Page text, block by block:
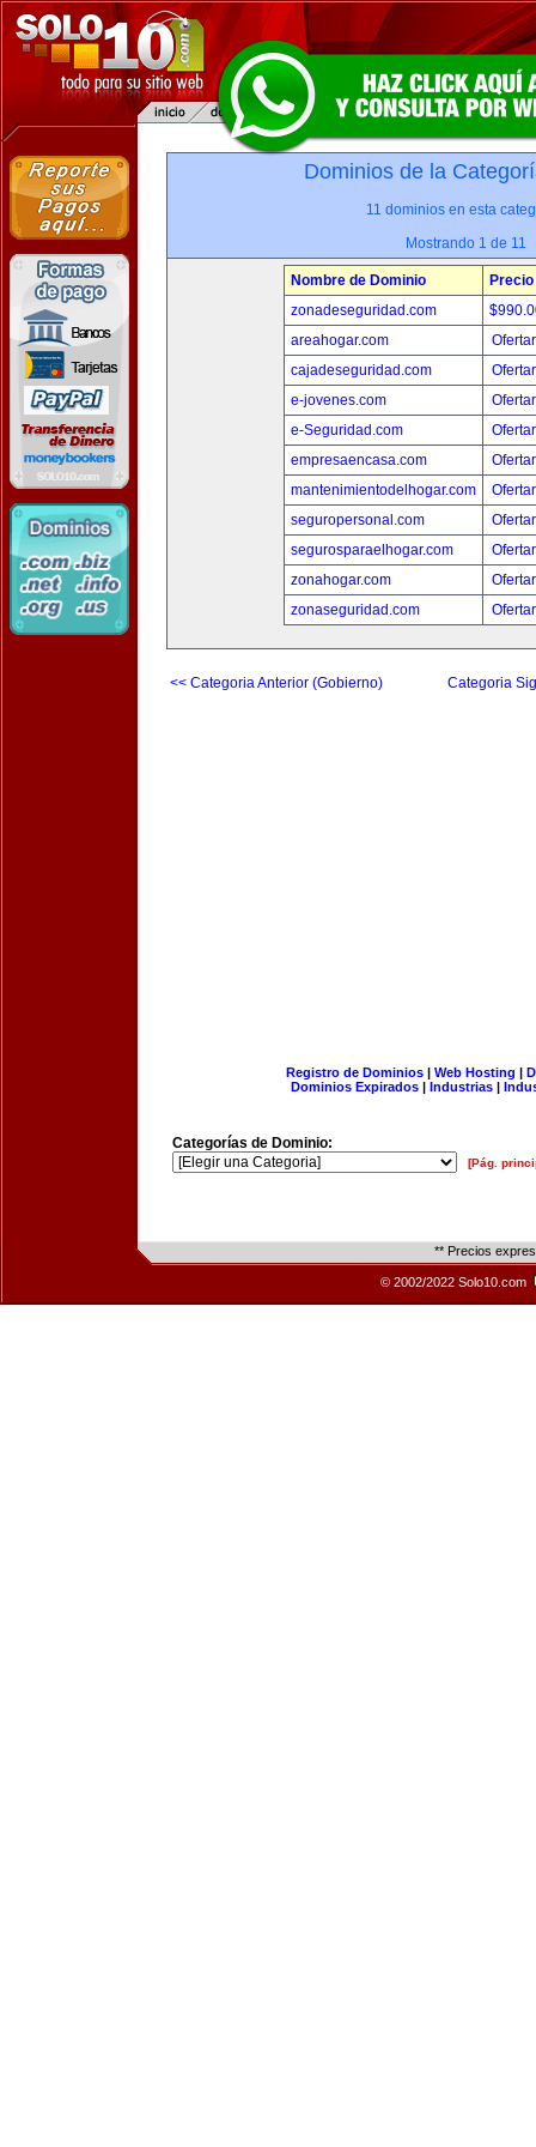
Dominios de la
11 dominios en esta
Mostrando 1 de 11
Nombre de Dominio
Precio
zonadeseguridad.com
areahogar.com
cajadeseguridad.com
e-jovenes.com
e-Seguridad.com
empresaencasa.com
mantenimientodelhogar.com
seguropersonal.com
segurosparaelhogar.com
zonahogar.com
zonaseguridad.com
<< Categoria Anterior (Gobierno) Categoria
Registro de Dominios| Web Hosting |
Dominios Expirados | Industrias |
Categorías de Dominio:
[Pág.
** Precios
© 2002/2022 Solo10.com